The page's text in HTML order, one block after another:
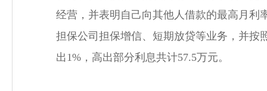
经营，并表明自己向其他人借款的最高月利
担保公司担保增信、短期放贷等业务，并按
出1%，高出部分利息共计57.5万元。